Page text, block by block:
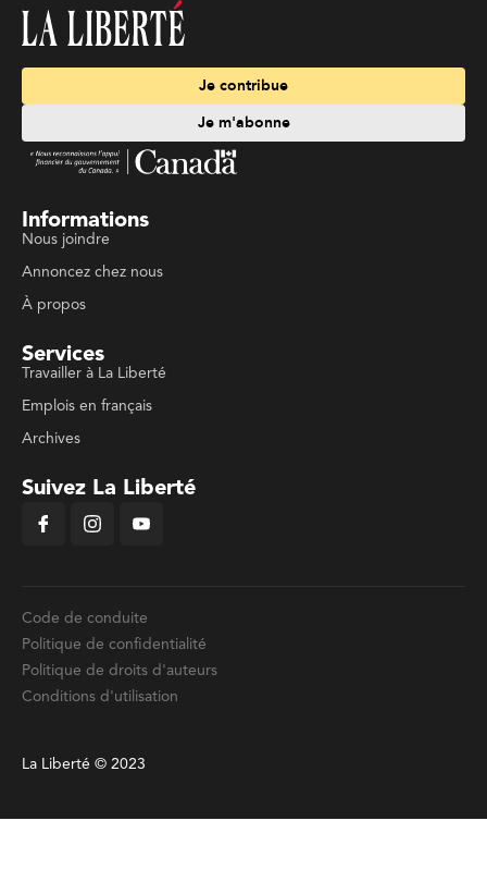
Je contribue
Je m'abonne
Informations
Nous joindre
Annoncez chez nous
À propos
Services
Travailler à La Liberté
Emplois en français
Archives
Suivez La Liberté
Code de conduite
Politique de confidentialité
Politique de droits d'auteurs
Conditions d'utilisation
La Liberté © 2023